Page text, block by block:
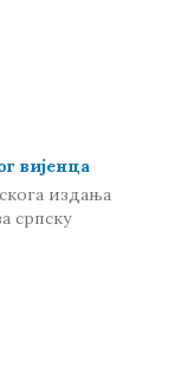
вијенца
издања
српску